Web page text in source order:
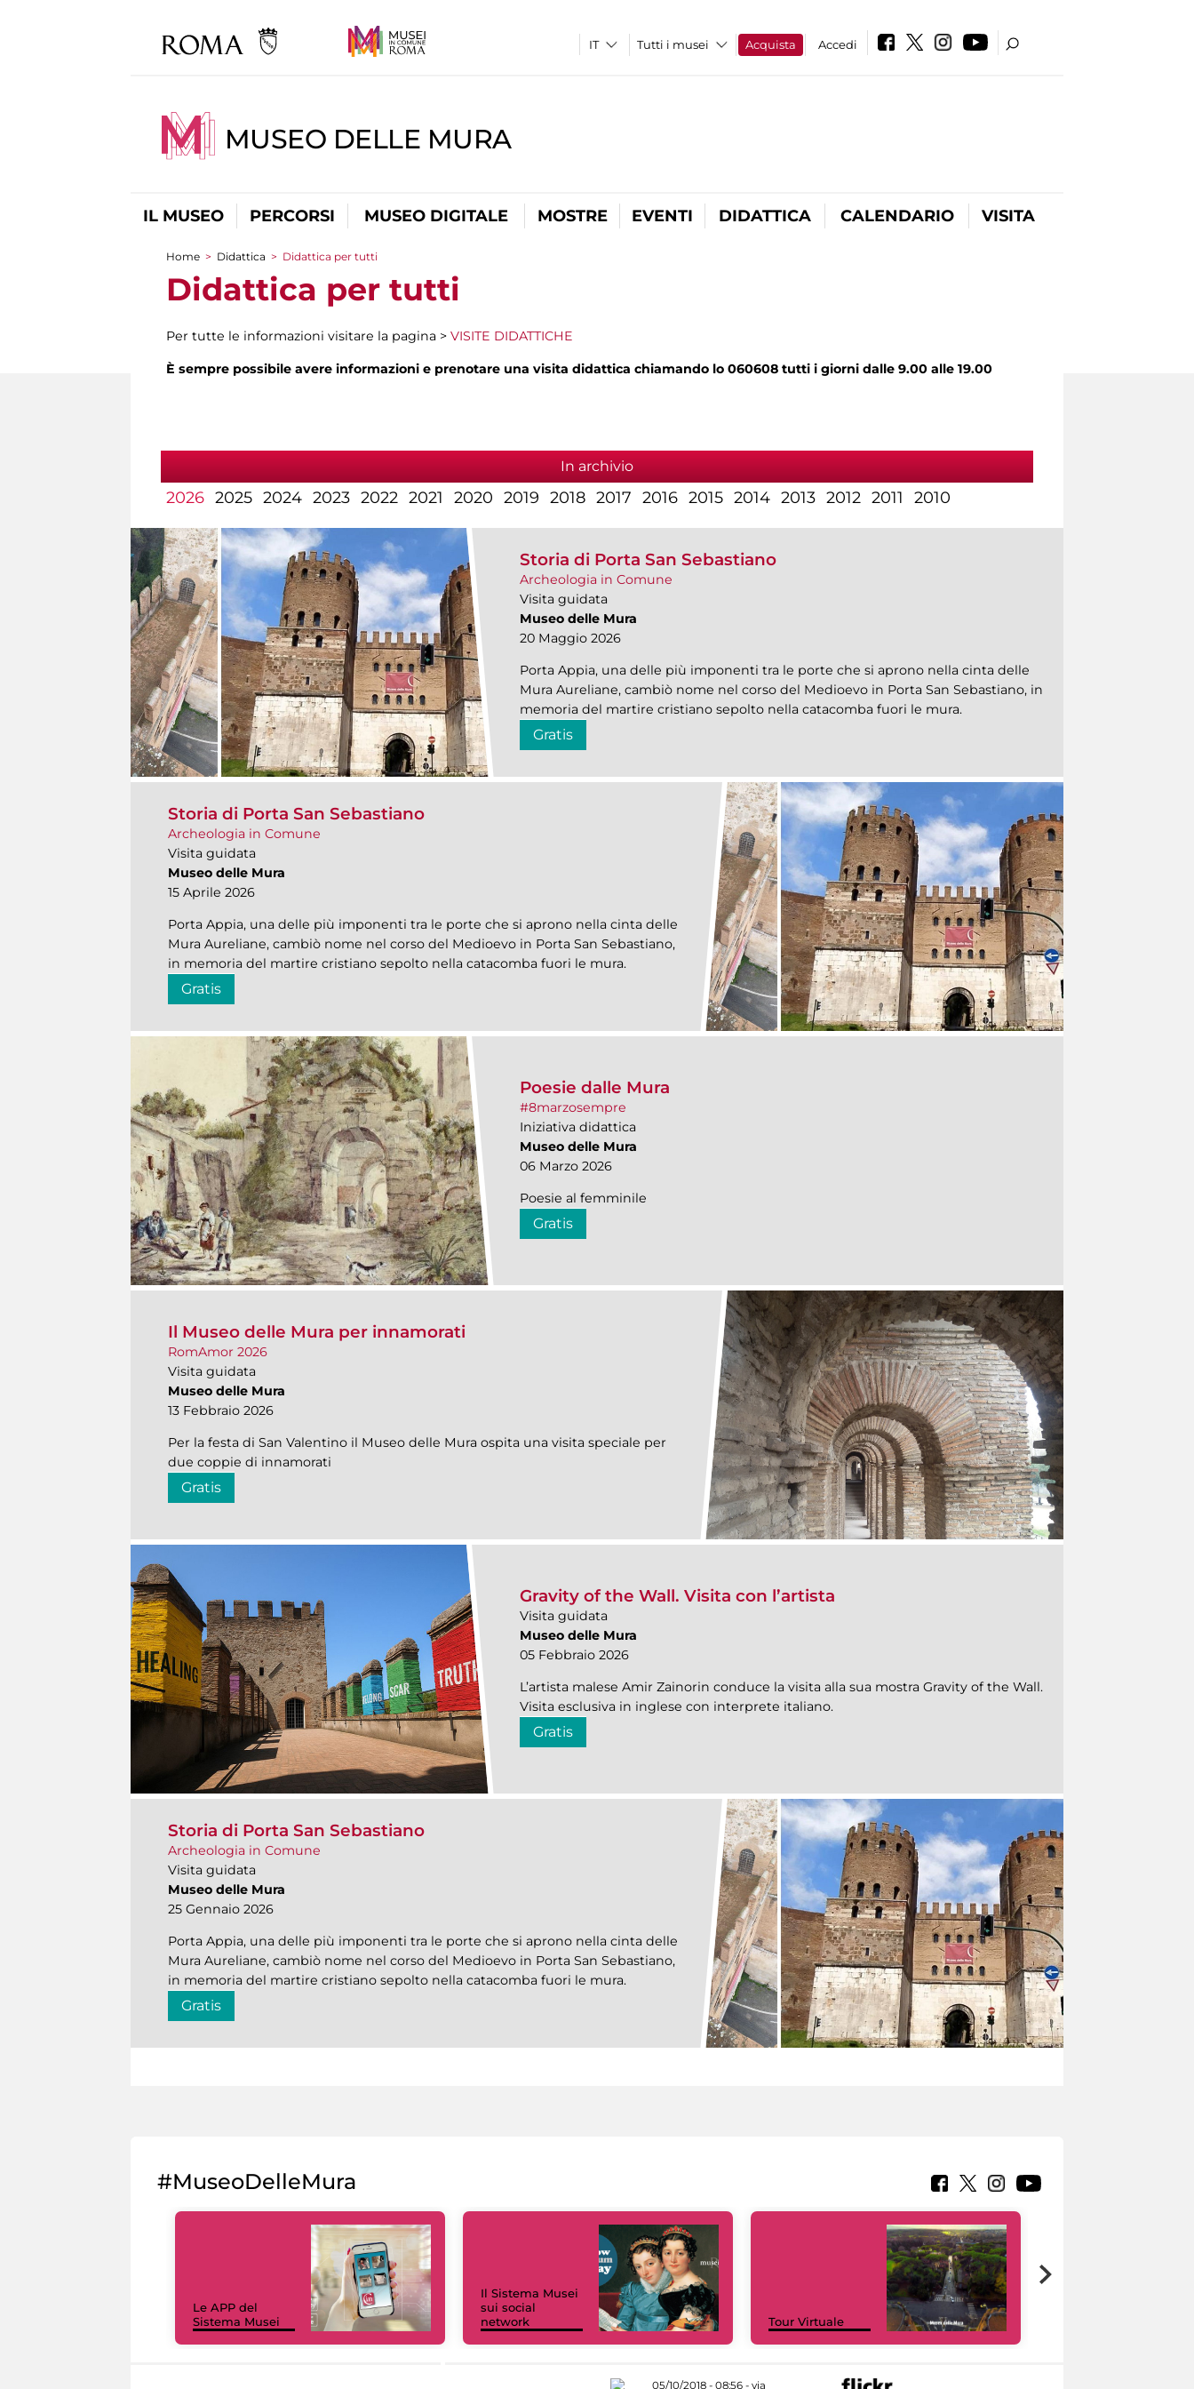
Tutti i musei Acquista Accedi
MUSEO DELLE MURA
IL MUSEO PERCORSI MUSEO DIGITALE MOSTRE EVENTI DIDATTICA CALENDARIO VISITA
Tu sei qui
Home > Didattica > Didattica per tutti
Didattica per tutti
Per tutte le informazioni visitare la pagina > VISITE DIDATTICHE
È sempre possibile avere informazioni e prenotare una visita didattica chiamando lo 060608 tutti i giorni dalle 9.00 alle 19.00
In archivio
2026 2025 2024 2023 2022 2021 2020 2019 2018 2017 2016 2015 2014 2013 2012 2011 2010
Storia di Porta San Sebastiano
Archeologia in Comune
Visita guidata
Museo delle Mura
20 Maggio 2026
Porta Appia, una delle più imponenti tra le porte che si aprono nella cinta delle
Mura Aureliane, cambiò nome nel corso del Medioevo in Porta San Sebastiano, in
memoria del martire cristiano sepolto nella catacomba fuori le mura.
Gratis
Storia di Porta San Sebastiano
Archeologia in Comune
Visita guidata
Museo delle Mura
15 Aprile 2026
Porta Appia, una delle più imponenti tra le porte che si aprono nella cinta delle
Mura Aureliane, cambiò nome nel corso del Medioevo in Porta San Sebastiano,
in memoria del martire cristiano sepolto nella catacomba fuori le mura.
Gratis
Poesie dalle Mura
#8marzosempre
Iniziativa didattica
Museo delle Mura
06 Marzo 2026
Poesie al femminile
Gratis
Il Museo delle Mura per innamorati
RomAmor 2026
Visita guidata
Museo delle Mura
13 Febbraio 2026
Per la festa di San Valentino il Museo delle Mura ospita una visita speciale per
due coppie di innamorati
Gratis
Gravity of the Wall. Visita con l’artista
Visita guidata
Museo delle Mura
05 Febbraio 2026
L’artista malese Amir Zainorin conduce la visita alla sua mostra Gravity of the Wall.
Visita esclusiva in inglese con interprete italiano.
Gratis
Storia di Porta San Sebastiano
Archeologia in Comune
Visita guidata
Museo delle Mura
25 Gennaio 2026
Porta Appia, una delle più imponenti tra le porte che si aprono nella cinta delle
Mura Aureliane, cambiò nome nel corso del Medioevo in Porta San Sebastiano,
in memoria del martire cristiano sepolto nella catacomba fuori le mura.
Gratis
#MuseoDelleMura
Le APP del
Sistema Musei
Il Sistema Musei
sui social
network
Tour Virtuale